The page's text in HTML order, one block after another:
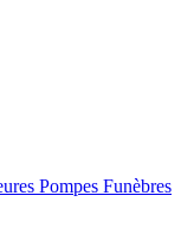
Pompes Funèbres